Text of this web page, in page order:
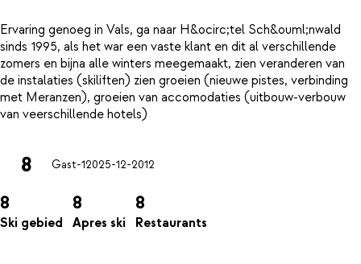
Ervaring genoeg in Vals, ga naar H&ocirc;tel Sch&ouml;nwald
sinds 1995, als het war een vaste klant en dit al verschillende
zomers en bijna alle winters meegemaakt, zien veranderen van
de instalaties (skiliften) zien groeien (nieuwe pistes, verbinding
met Meranzen), groeien van accomodaties (uitbouw-verbouw
8 Gast-12025-12-2012
8
Ski gebied
8
Apres ski
8
Restaurants